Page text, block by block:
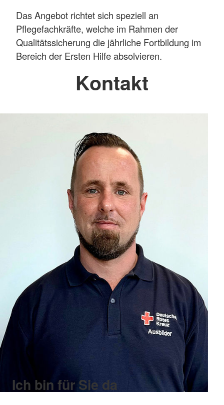
Das Angebot richtet sich speziell an
Pflegefachkräfte, welche im Rahmen der
Qualitätssicherung die jährliche Fortbildung im
Bereich der Ersten Hilfe absolvieren.
Kontakt
Ich bin für Sie da